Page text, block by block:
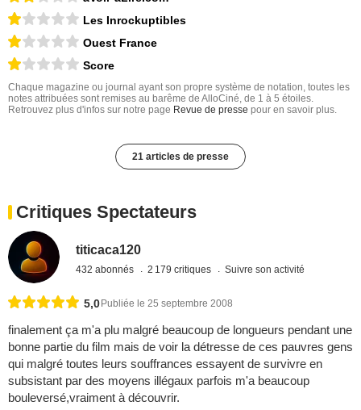
Les Inrockuptibles
Ouest France
Score
Chaque magazine ou journal ayant son propre système de notation, toutes les
notes attribuées sont remises au barême de AlloCiné, de 1 à 5 étoiles.
Retrouvez plus d'infos sur notre page Revue de presse pour en savoir plus.
21 articles de presse
Critiques Spectateurs
titicaca120
432 abonnés 2 179 critiques Suivre son activité
5,0Publiée le 25 septembre 2008
finalement ça m'a plu malgré beaucoup de longueurs pendant une
bonne partie du film mais de voir la détresse de ces pauvres gens
qui malgré toutes leurs souffrances essayent de survivre en
subsistant par des moyens illégaux parfois m'a beaucoup
bouleversé,vraiment à découvrir.